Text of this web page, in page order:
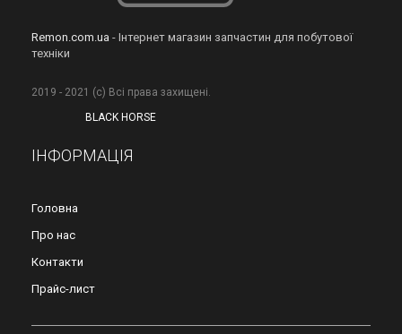
Remon.com.ua - Інтернет магазин запчастин для побутової
техніки
2019 - 2021 (с) Всі права захищені.
BLACK HORSE
ІНФОРМАЦІЯ
Головна
Про нас
Контакти
Прайс-лист